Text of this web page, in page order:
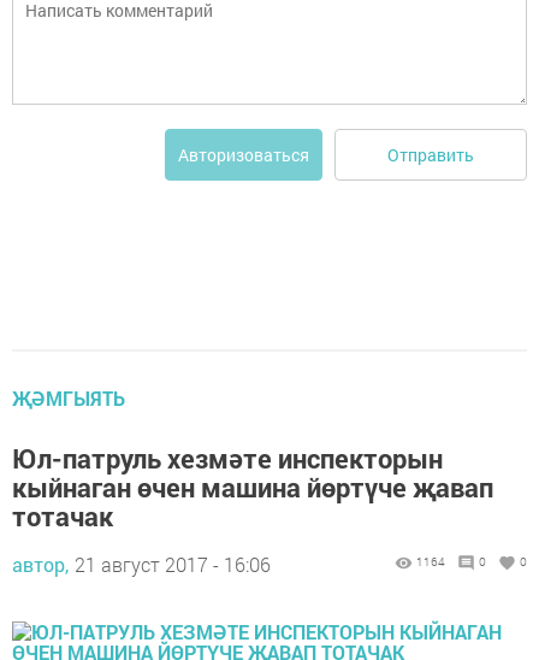
Авторизоваться Отправить
ҖӘМГЫЯТЬ
Юл-патруль хезмәте инспекторын
кыйнаган өчен машина йөртүче җавап
тотачак
автор, 21 август 2017 - 16:06 1164 0 0